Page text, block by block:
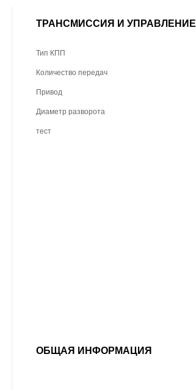
ТРАНСМИССИЯ И УПРАВЛЕНИЕ
Тип КПП
Количество передач
Привод
Диаметр разворота
тест
ОБЩАЯ ИНФОРМАЦИЯ